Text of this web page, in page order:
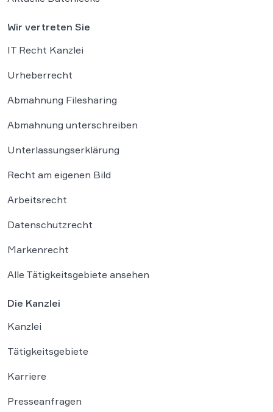
Wir vertreten Sie
IT Recht Kanzlei
Urheberrecht
Abmahnung Filesharing
Abmahnung unterschreiben
Unterlassungserklärung
Recht am eigenen Bild
Arbeitsrecht
Datenschutzrecht
Markenrecht
Alle Tätigkeitsgebiete ansehen
Die Kanzlei
Kanzlei
Tätigkeitsgebiete
Karriere
Presseanfragen